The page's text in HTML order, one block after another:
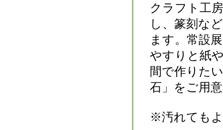
クラフト工
し、篆刻な
ます。常設
やすりと紙
間で作りた
石」をご用
※汚れても